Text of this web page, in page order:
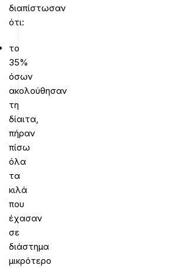
διαπίστωσαν
ότι:
το
35%
όσων
ακολούθησαν
τη
δίαιτα,
πήραν
πίσω
όλα
τα
κιλά
που
έχασαν
σε
διάστημα
μικρότερο